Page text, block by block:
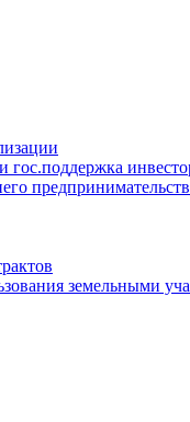
земельными